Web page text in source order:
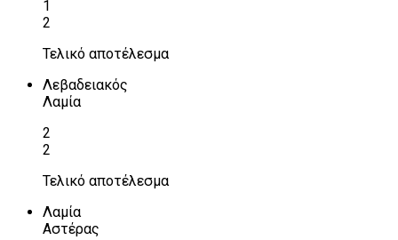
1
2
Τελικό αποτέλεσμα
Λεβαδειακός
Λαμία
2
2
Τελικό αποτέλεσμα
Λαμία
Αστέρας